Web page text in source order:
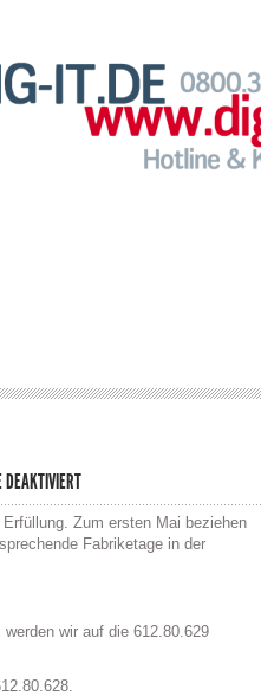
FÜR
WIR
ZIEHEN
UM!
Zum ersten Mai beziehen
Fabriketage in der
wir auf die 612.80.629